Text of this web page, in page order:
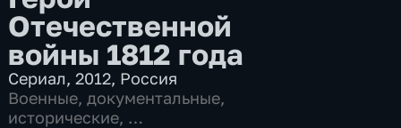
Отечественной
войны 1812 года
Сериал,2012, Россия
Военные,документальные,
исторические,